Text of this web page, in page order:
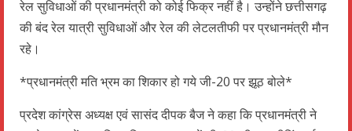
रेल सुविधाओं की प्रधानमंत्री को कोई फिक्र नहीं है। उन्होंने छत्तीसगढ़
की बंद रेल यात्री सुविधाओं और रेल की लेटलतीफी पर प्रधानमंत्री मौन
रहे।
*प्रधानमंत्री मति भ्रम का शिकार हो गये जी-20 पर झूठ बोले*
प्रदेश कांग्रेस अध्यक्ष एवं सासंद दीपक बैज ने कहा कि प्रधानमंत्री ने